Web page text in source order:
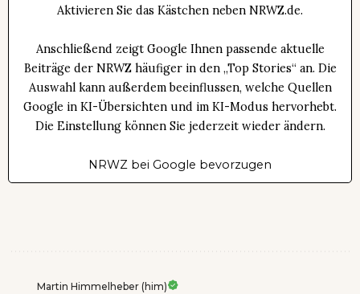
Aktivieren Sie das Kästchen neben NRWZ.de.
Anschließend zeigt Google Ihnen passende aktuelle
Beiträge der NRWZ häufiger in den „Top Stories“ an. Die
Auswahl kann außerdem beeinflussen, welche Quellen
Google in KI-Übersichten und im KI-Modus hervorhebt.
Die Einstellung können Sie jederzeit wieder ändern.
NRWZ bei Google bevorzugen
Martin Himmelheber (him)